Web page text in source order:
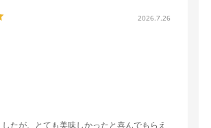
2026.7.26
たが、とても美味しかったと喜んでもらえ